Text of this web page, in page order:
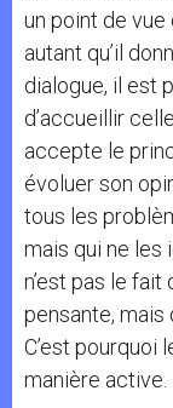
un point de
autant qu’il
dialogue, il est
d’accueillir
accepte le
évoluer son
tous les
mais qui ne les
n’est pas le fait
pensante, mais
C’est pourquoi
manière active.